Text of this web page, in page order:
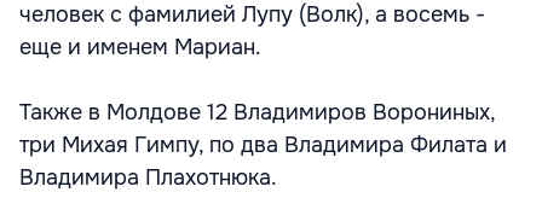
человек с фамилией Лупу (Волк), а восемь -
еще и именем Мариан.
Также в Молдове 12 Владимиров Ворониных,
три Михая Гимпу, по два Владимира Филата и
Владимира Плахотнюка.